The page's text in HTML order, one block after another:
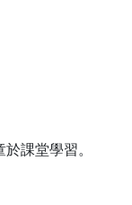
課堂學習。